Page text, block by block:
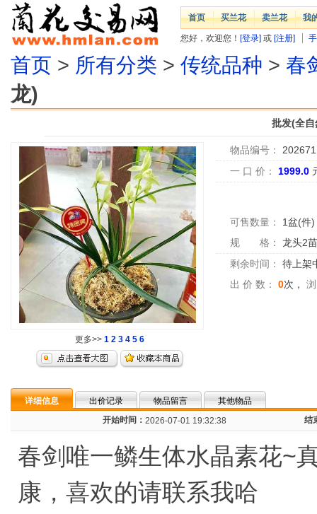
首页 买兰花 卖兰花 我
您好，欢迎您！ [登录] 或 [注册]
首页 > 所有分类 > 传统品种 > 春
龙)
批发(全
更多>> 1 2 3 4 5 6
物品编号：
一 口 价：
1999.0
可售数量： 1盆(件)
规 格：
龙头2
剩余时间：
待上架
出 价 数：
0次，
详细信息 出价记录 物品留言
其他物品
开始时间： 2026-07-01 19:32:38 结
春剑唯一鳞生体水晶素花~
康，喜欢的请联系我哈